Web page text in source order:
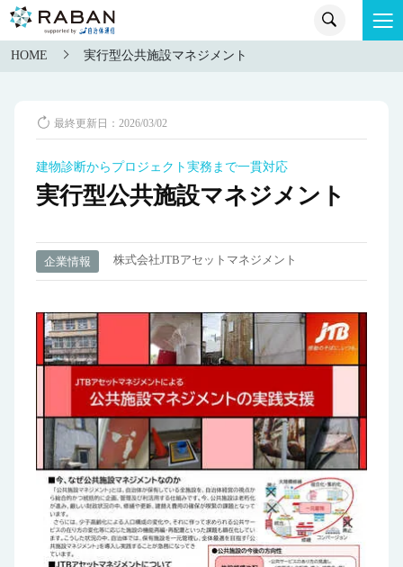
HOME 実行型公共施設マネジメント
最終更新日：2026/03/02
建物診断からプロジェクト実務まで一貫対応
実行型公共施設マネジメント
企業情報 株式会社JTBアセットマネジメント